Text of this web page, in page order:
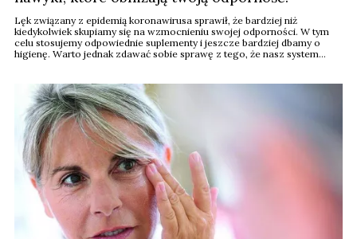
Lęk związany z epidemią koronawirusa sprawił, że bardziej niż
kiedykolwiek skupiamy się na wzmocnieniu swojej odporności. W tym
celu stosujemy odpowiednie suplementy i jeszcze bardziej dbamy o
higienę. Warto jednak zdawać sobie sprawę z tego, że nasz system